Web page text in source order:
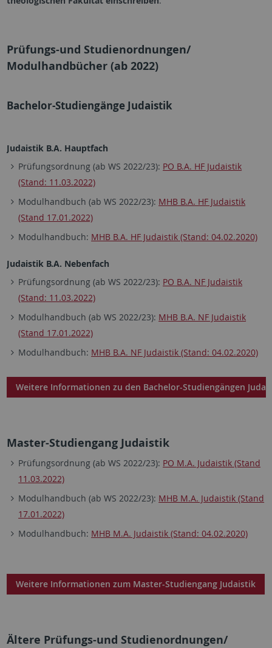
Prüfungs-und Studienordnungen/
Modulhandbücher (ab 2022)
Bachelor-Studiengänge Judaistik
Judaistik B.A. Hauptfach
Prüfungsordnung (ab WS 2022/23): PO B.A. HF Judaistik
(Stand: 11.03.2022)
Modulhandbuch (ab WS 2022/23): MHB B.A. HF Judaistik
(Stand 17.01.2022)
Modulhandbuch: MHB B.A. HF Judaistik (Stand: 04.02.2020)
Judaistik B.A. Nebenfach
Prüfungsordnung (ab WS 2022/23): PO B.A. NF Judaistik
(Stand: 11.03.2022)
Modulhandbuch (ab WS 2022/23): MHB B.A. NF Judaistik
(Stand 17.01.2022)
Modulhandbuch: MHB B.A. NF Judaistik (Stand: 04.02.2020)
Weitere Informationen zu den Bachelor-Studiengängen
Master-Studiengang Judaistik
Prüfungsordnung (ab WS 2022/23): PO M.A. Judaistik (Stand
11.03.2022)
Modulhandbuch (ab WS 2022/23): MHB M.A. Judaistik (Stand
17.01.2022)
Modulhandbuch: MHB M.A. Judaistik (Stand: 04.02.2020)
Weitere Informationen zum Master-Studiengang Judaistik
Ältere Prüfungs-und Studienordnungen/